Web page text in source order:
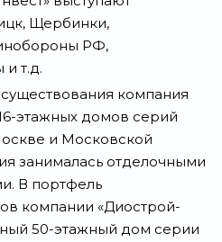
Щербинки,
РФ,
т.д.
компания
этажных домов серий
и Московской
занималась отделочными
В портфель
компании «Диострой-
50-этажный дом серии